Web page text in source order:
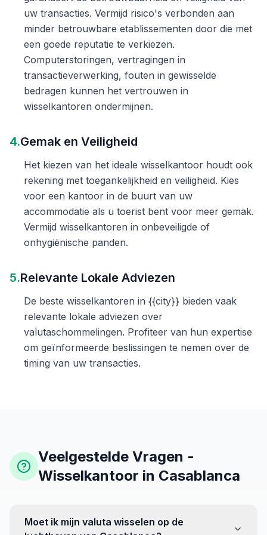
uw transacties. Vermijd risico's verbonden aan
minder betrouwbare etablissementen door die met
een goede reputatie te verkiezen.
Computerstoringen, vertragingen in
transactieverwerking, fouten in gewisselde
bedragen kunnen het vertrouwen in
wisselkantoren ondermijnen.
4.Gemak en Veiligheid
Het kiezen van het ideale wisselkantoor houdt ook
rekening met toegankelijkheid en veiligheid. Kies
voor een kantoor in de buurt van uw
accommodatie als u toerist bent voor meer gemak.
Vermijd wisselkantoren in onbeveiligde of
onhygiënische panden.
5.Relevante Lokale Adviezen
De beste wisselkantoren in {{city}} bieden vaak
relevante lokale adviezen over
valutaschommelingen. Profiteer van hun expertise
om geïnformeerde beslissingen te nemen over de
timing van uw transacties.
Veelgestelde Vragen -
Wisselkantoor in Casablanca
Moet ik mijn valuta wisselen op de